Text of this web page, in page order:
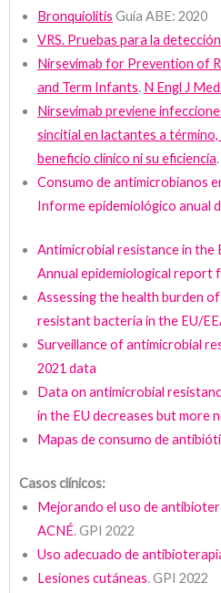
Bronquiolitis Guía ABE: 2020
VRS. Pruebas para la
Nirsevimab for Prevention of
and Term Infants. N Engl J
Nirsevimab previene
sincitial en lactantes a
beneficio clínico ni su eficiencia
Consumo de antimicrobianos
Informe epidemiológico anual
Antimicrobial resistance in the
Annual epidemiological report
Assessing the health burden
resistant bacteria in the EU/
Surveillanceofantimicrobial
2021 data
Data on antimicrobial
in the EU decreases but more
Mapas de consumo de
Casos clínicos:
Mejorando el uso de
ACNÉ. GPI 2022
Uso adecuado de
Lesiones cutáneas. GPI 2022